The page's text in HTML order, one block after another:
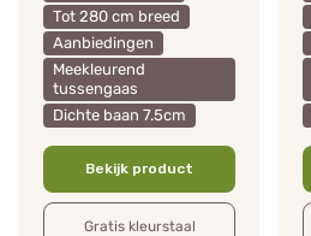
Tot 280 cm breed
Aanbiedingen
Meekleurend
tussengaas
Dichte baan 7.5cm
Bekijk product
Gratis kleurstaal